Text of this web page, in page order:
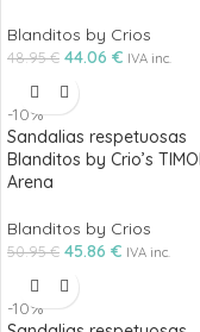
Blanditos by Crios
48.95€ 44.06 € IVA inc.
-10%
Sandalias respetuosas
Blanditos by Crio’s
Arena
Blanditos by Crios
50.95€ 45.86 € IVA inc.
-10%